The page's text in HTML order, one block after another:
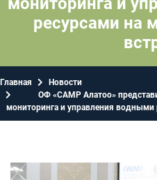
ресурсами на
Главная
Новости
ОФ «САМР Алатоо»
мониторинга и управления